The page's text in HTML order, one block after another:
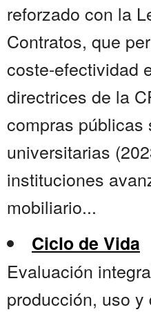
reforzado con la
Contratos, que
coste-efectividad
directrices de la
compras públicas
universitarias
instituciones
mobiliario...
Ciclo de Vida
Evaluación
producción, uso